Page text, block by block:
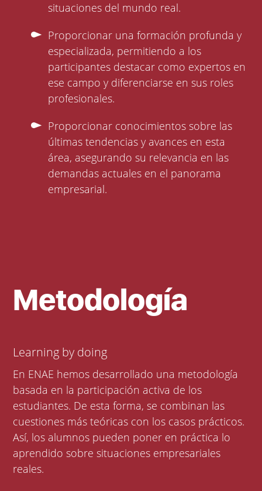
situaciones del mundo real.
Proporcionar una formación profunda y
especializada, permitiendo a los
participantes destacar como expertos en
ese campo y diferenciarse en sus roles
profesionales.
Proporcionar conocimientos sobre las
últimas tendencias y avances en esta
área, asegurando su relevancia en las
demandas actuales en el panorama
empresarial.
Metodología
Learning by doing
En ENAE hemos desarrollado una metodología
basada en la participación activa de los
estudiantes. De esta forma, se combinan las
cuestiones más teóricas con los casos prácticos.
Así, los alumnos pueden poner en práctica lo
aprendido sobre situaciones empresariales
reales.